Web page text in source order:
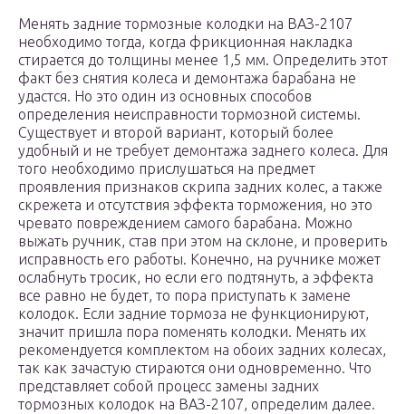
Менять задние тормозные колодки на ВАЗ-2107
необходимо тогда, когда фрикционная накладка
стирается до толщины менее 1,5 мм. Определить этот
факт без снятия колеса и демонтажа барабана не
удастся. Но это один из основных способов
определения неисправности тормозной системы.
Существует и второй вариант, который более
удобный и не требует демонтажа заднего колеса. Для
того необходимо прислушаться на предмет
проявления признаков скрипа задних колес, а также
скрежета и отсутствия эффекта торможения, но это
чревато повреждением самого барабана. Можно
выжать ручник, став при этом на склоне, и проверить
исправность его работы. Конечно, на ручнике может
ослабнуть тросик, но если его подтянуть, а эффекта
все равно не будет, то пора приступать к замене
колодок. Если задние тормоза не функционируют,
значит пришла пора поменять колодки. Менять их
рекомендуется комплектом на обоих задних колесах,
так как зачастую стираются они одновременно. Что
представляет собой процесс замены задних
тормозных колодок на ВАЗ-2107, определим далее.